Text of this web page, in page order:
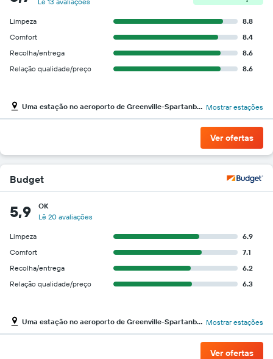
Limpeza
8.8
Comfort
8.4
Recolha/entrega
8.6
Relação qualidade/preço
8.6
Uma estação no aeroporto de Greenville-Spartanburg Mostrar estações
Ver ofertas
Budget
5,9
OK
Lê 20 avaliações
Limpeza
6.9
Comfort
7.1
Recolha/entrega
6.2
Relação qualidade/preço
6.3
Uma estação no aeroporto de Greenville-Spartanburg Mostrar estações
Ver ofertas